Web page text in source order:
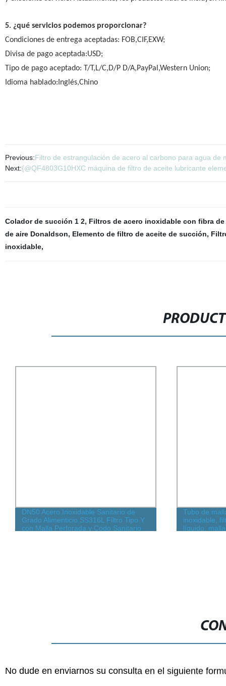
5. ¿qué servicios podemos proporcionar?
Condiciones de entrega aceptadas: FOB,CIF,EXW;
Divisa de pago aceptada:USD;
Tipo de pago aceptado: T/T,L/C,D/P D/A,PayPal,Western Union;
Idioma hablado:Inglés,Chino
Previous:Filtro de estrangulación de acero al carbono para agua de
Next:{@QF4803G10HXC máquina de filtro de aceite lubricante
Colador de succión 1 2, Filtros de acero inoxidable con fibra
de aire Donaldson, Elemento de filtro de aceite de succión,
inoxidable,
Tubo de malla de alambre de acero
inoxidable, filtro separador de gas-
líquido, malla de filtrado de malla de
Reemplazo
Parker para
Hidráulico,
No dude en enviarnos su consulta en el siguiente